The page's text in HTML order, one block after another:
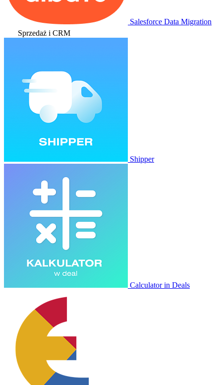
Salesforce Data Migration
Sprzedaż i CRM
Shipper
Calculator in Deals